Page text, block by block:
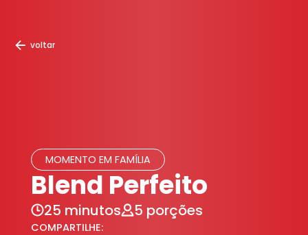
voltar
MOMENTO EM FAMÍLIA
Blend Perfeito
25 minutos 5 porções
COMPARTILHE: